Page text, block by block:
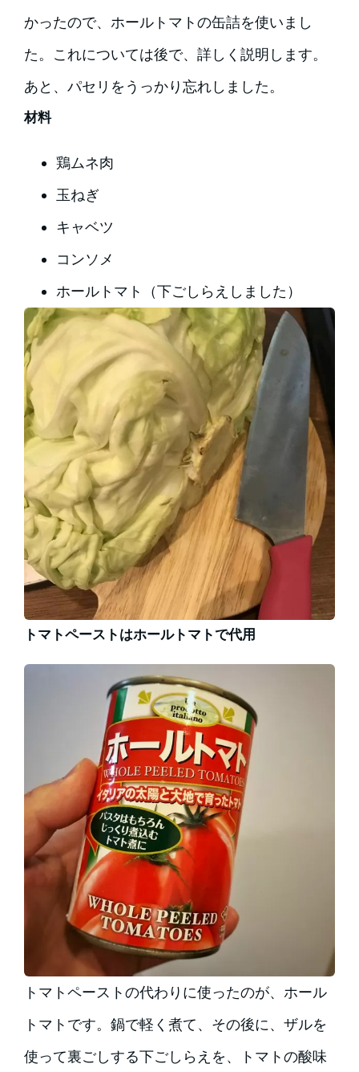
かったので、ホールトマトの缶詰を使いまし
た。これについては後で、詳しく説明します。
あと、パセリをうっかり忘れしました。
材料
鶏ムネ肉
玉ねぎ
キャベツ
コンソメ
ホールトマト（下ごしらえしました）
トマトペーストはホールトマトで代用
トマトペーストの代わりに使ったのが、ホール
トマトです。鍋で軽く煮て、その後に、ザルを
使って裏ごしする下ごしらえを、トマトの酸味